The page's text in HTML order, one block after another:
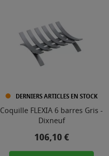
DERNIERS ARTICLES EN STOCK
Coquille FLEXIA 6 barres Gris -
Dixneuf
Prix
106,10 €